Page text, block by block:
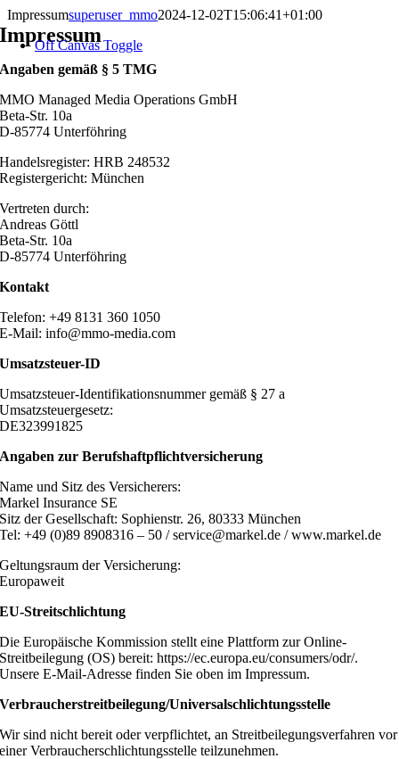
Zum
Inhalt
springenOff Canvas Toggle
Impressumsuperuser_mmo2024-12-02T15:06:41+01:00
Impressum
Angaben gemäß § 5 TMG
MMO Managed Media Operations GmbH
Beta-Str. 10a
D-85774 Unterföhring
Handelsregister: HRB 248532
Registergericht: München
Vertreten durch:
Andreas Göttl
Beta-Str. 10a
D-85774 Unterföhring
Kontakt
Telefon: +49 8131 360 1050
E-Mail: info@mmo-media.com
Umsatzsteuer-ID
Umsatzsteuer-Identifikationsnummer gemäß § 27 a
Umsatzsteuergesetz:
DE323991825
Angaben zur Berufs­haftpflicht­versicherung
Name und Sitz des Versicherers:
Markel Insurance SE
Sitz der Gesellschaft: Sophienstr. 26, 80333 München
Tel: +49 (0)89 8908316 – 50 / service@markel.de / www.markel.de
Geltungsraum der Versicherung:
Europaweit
EU-Streitschlichtung
Die Europäische Kommission stellt eine Plattform zur Online-
Streitbeilegung (OS) bereit: https://ec.europa.eu/consumers/odr/.
Unsere E-Mail-Adresse finden Sie oben im Impressum.
Verbraucher­streit­beilegung/Universal­schlichtungs­stelle
Wir sind nicht bereit oder verpflichtet, an Streitbeilegungsverfahren vor
einer Verbraucherschlichtungsstelle teilzunehmen.